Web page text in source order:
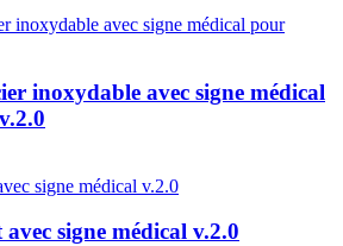
inoxydable avec signe médical
signe médical v.2.0